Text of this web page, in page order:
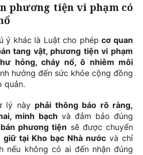
phương tiện vi phạm có
ý khác là Luật cho phépcơ quan
tang vật, phương tiện vi phạm
hư hỏng, cháy nổ, ô nhiễm môi
hưởng đến sức khỏe cộng đồng
quản.
lý này phải thông báo rõ ràng,
minh bạch và đảm bảo đúng
phương tiện sẽ được chuyển
giữ tại Kho bạc Nhà nước và chỉ
nếu không có ai đến nhận đúng